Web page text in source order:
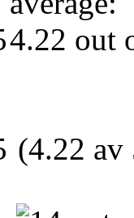
(4.22 av